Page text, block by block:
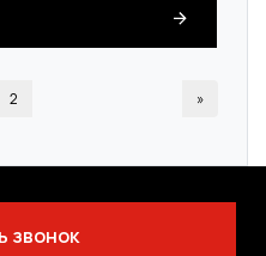
2 »
звонок